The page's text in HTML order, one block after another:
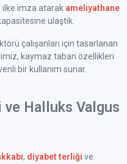
imza atarak ameliyathane
ulaştık.
çalışanları için tasarlanan
kaymaz taban özellikleri
bir kullanım sunar.
Halluks Valgus
, diyabet terliği ve